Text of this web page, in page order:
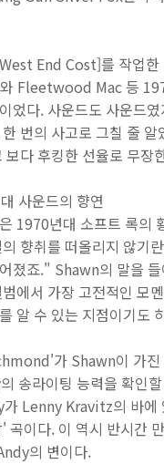
End Cost]를 작업
Fleetwood Mac 등
었다. 사운드도 사운드
번의 사고로 그칠 줄
보다 후킹한 선율로 무장
사운드의 향연
1970년대 소프트 록
향취를 떠올리지 않기
졌죠." Shawn의 말을
에서 가장 고전적인 모
알 수 있는 지점이기도
가 Shawn이 가진
송라이팅 능력을 확인
Lenny Kravitz의 바에
곡이다. 이 역시 반시간
의 변이다.